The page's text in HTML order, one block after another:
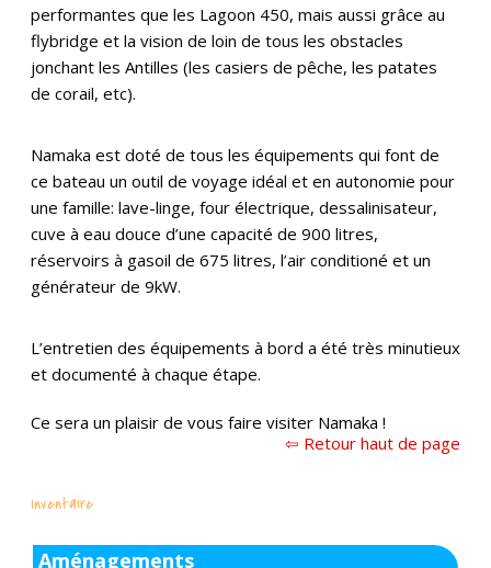
performantes que les Lagoon 450, mais aussi grâce au
flybridge et la vision de loin de tous les obstacles
jonchant les Antilles (les casiers de pêche, les patates
de corail, etc).
Namaka est doté de tous les équipements qui font de
ce bateau un outil de voyage idéal et en autonomie pour
une famille: lave-linge, four électrique, dessalinisateur,
cuve à eau douce d’une capacité de 900 litres,
réservoirs à gasoil de 675 litres, l’air conditioné et un
générateur de 9kW.
L’entretien des équipements à bord a été très minutieux
et documenté à chaque étape.
Ce sera un plaisir de vous faire visiter Namaka !
⇦ Retour haut de page
Inventaire
Aménagements